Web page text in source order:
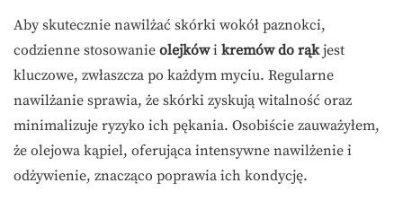
Aby skutecznie nawilżać skórki wokół paznokci,
codzienne stosowanie olejkówi kremów do rąkjest
kluczowe, zwłaszcza po każdym myciu. Regularne
nawilżanie sprawia, że skórki zyskują witalność oraz
minimalizuje ryzyko ich pękania. Osobiście zauważyłem,
że olejowa kąpiel, oferująca intensywne nawilżenie i
odżywienie, znacząco poprawia ich kondycję.